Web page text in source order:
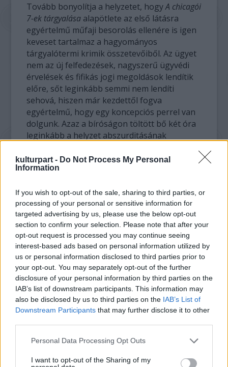
kulturpart - Do Not Process My Personal
Information
If you wish to opt-out of the sale, sharing to third parties, or
processing of your personal or sensitive information for
targeted advertising by us, please use the below opt-out
section to confirm your selection. Please note that after your
opt-out request is processed you may continue seeing
interest-based ads based on personal information utilized by
us or personal information disclosed to third parties prior to
your opt-out. You may separately opt-out of the further
disclosure of your personal information by third parties on the
IAB’s list of downstream participants. This information may
also be disclosed by us to third parties on the IAB’s List of
Downstream Participants that may further disclose it to other
Please note that this website/app uses one or more Google
not limited to your visit or usage behaviour. You may click to
Personal Data Processing Opt Outs
I want to opt-out of the Sharing of my
Tovább bonyolítja a helyzetet, hogyA chicagói
7-ek tárgyalása alapötlete az első látásra
egyértelmű műfaji besorolás ellenére is igen
keveset tartalmaz a hagyományos
tárgyalótermi krimik összetevőiből. Az ügyet
nem az új felfedezések, nagyszerű ügyvédi
érvelések és fifikás jogi megoldások lendítik
előre, sőt leginkább semmi nem lendíti
sehová, hiszen már kezdettől fogva
egyértelmű, hogy egy koncepciós perrel van
dolgunk. Azaz a bíróságon töltött bő két óra
leginkább a helyzet abszurditásának
tanúságtételeként működik.
szükség ahhoz, hogy egyrészt mi nézők,
másrészt maga az alkotás is helyretegye az
alapötlet kapcsán ráaggatott elvárásokat, és
ekkor kezdhetjük azt érzékelni, hogyA
chicagói 7-ek tárgyalásahalad valahová, és
igazán eltalálta a saját hangját. Ami
természetesen pontosan ugyanaz a
metódus, amit Aaron Sorkin művészete szűk
30 éve, azEgy becsületbeli ügyóta képvisel: a
pörgős, bombasztikus és katartikus
pillanatokban kulminálódó monológok és
dialógok. Helyenként talán már túlságosan is
átlátszó, ismerős ez a stílus (bizonyos
hangzatos mondatok mintha csak az előzetes
kedvéért szerepelnének), de még így sem